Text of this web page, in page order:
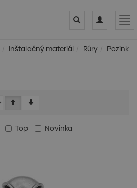
Toggle
Toggle
Inštalačný materiál Rúry Pozink
Top Novinka